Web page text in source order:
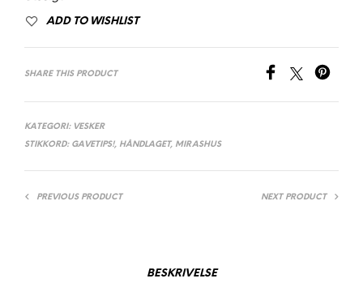
ADD TO WISHLIST
SHARE THIS PRODUCT
KATEGORI: VESKER
STIKKORD: GAVETIPS!, HÅNDLAGET, MIRASHUS
PREVIOUS PRODUCT NEXT PRODUCT
BESKRIVELSE